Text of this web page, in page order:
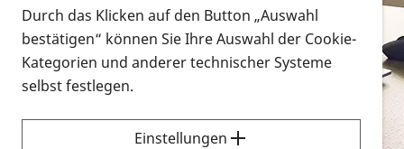
Vorlesen
Alle Infomaterialien in verschiedenen
Formaten an einem Ort
Sie möchten wissen, wie Sie nach Infonmaterial
suchen und dieses bestellen bzw. herunterladen
Durch das Klicken auf den Button „Auswahl
bestätigen“ können Sie Ihre Auswahl der Cookie-
Kategorien und anderer technischer Systeme
selbst festlegen.
Einstellungen